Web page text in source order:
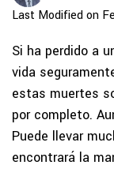
Last Modified on
Si ha perdido a
vida
estas muertes
por completo.
Puede llevar
encontrará la